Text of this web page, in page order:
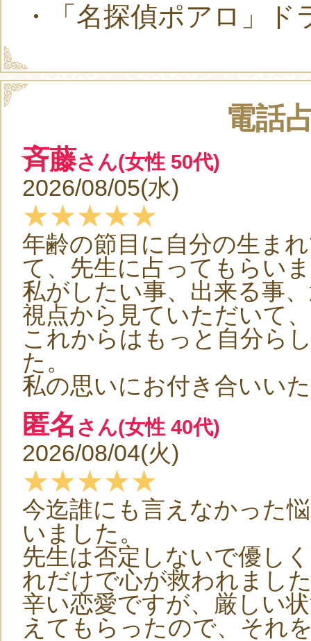
・「名探偵ポアロ」
電話
斉藤さん(女性 50代)
2026/08/05(水)
★★★★★
年齢の節目に自分の生ま
て、先生に占ってもらい
私がしたい事、出来る事
視点から見ていただいて
これからはもっと自分ら
た。
私の思いにお付き合いい
匿名 さん(女性 40代)
2026/08/04(火)
★★★★★
今迄誰にも言えなかった
いました。
先生は否定しないで優し
れだけで心が救われまし
辛い恋愛ですが、厳しい
えてもらったので、それ